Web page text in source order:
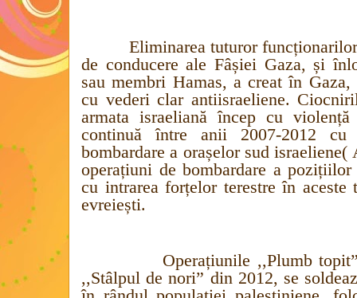
Eliminarea tuturor
de conducere ale Fâșiei Gaza, și
sau membri Hamas, a creat în
cu vederi clar antiisraeliene.
armata israeliană încep cu
continuă între anii 2007-2012 cu
bombardare a orașelor sud
operațiuni de bombardare a
cu intrarea forțelor terestre în
evreiești.
Operațiunile ,,Plumb
,,Stâlpul de nori” din 2012, se